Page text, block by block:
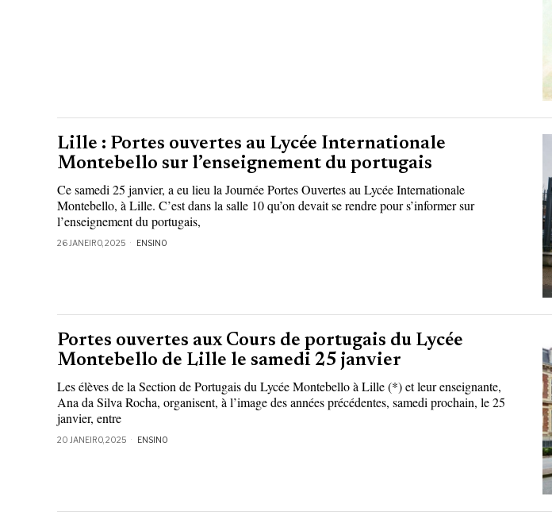
Lille : Portes ouvertes au Lycée Internationale
Montebello sur l’enseignement du portugais
Ce samedi 25 janvier, a eu lieu la Journée Portes Ouvertes au Lycée Internationale
Montebello, à Lille. C’est dans la salle 10 qu’on devait se rendre pour s’informer sur
l’enseignement du portugais,
26 JANEIRO, 2025 ENSINO
Portes ouvertes aux Cours de portugais du Lycée
Montebello de Lille le samedi 25 janvier
Les élèves de la Section de Portugais du Lycée Montebello à Lille (*) et leur enseignante,
Ana da Silva Rocha, organisent, à l’image des années précédentes, samedi prochain, le 25
janvier, entre
20 JANEIRO, 2025 ENSINO